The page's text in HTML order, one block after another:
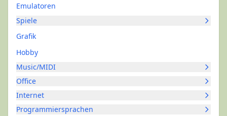
Emulatoren
Spiele
Grafik
Hobby
Music/MIDI
Office
Internet
Programmiersprachen